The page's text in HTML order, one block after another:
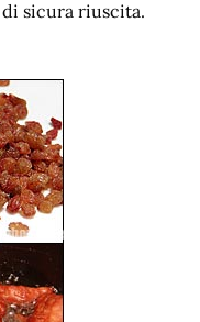
sicura riuscita.